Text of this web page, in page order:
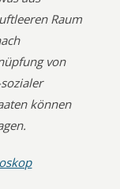
Raum
von
können